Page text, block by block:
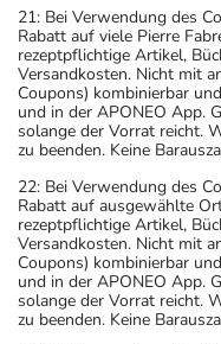
21: Bei Verwendung des
Rabatt auf viele Pierre
rezeptpflichtige Artikel,
Versandkosten. Nicht mit
Coupons) kombinierbar
und in der APONEO App.
solange der Vorrat reicht.
zu beenden. Keine
22: Bei Verwendung des
Rabatt auf ausgewählte
rezeptpflichtige Artikel,
Versandkosten. Nicht mit
Coupons) kombinierbar
und in der APONEO App.
solange der Vorrat reicht.
zu beenden. Keine